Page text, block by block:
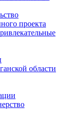
проекта
области